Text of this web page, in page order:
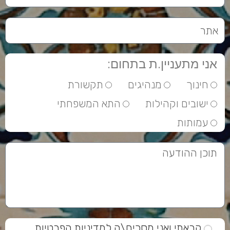
אני מתעניין.ת בתחום:
חינוך מנהיגים
תקשורת
ישובים וקהילות
התא המשפחתי
עמותות